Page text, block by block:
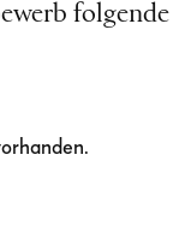
folgende